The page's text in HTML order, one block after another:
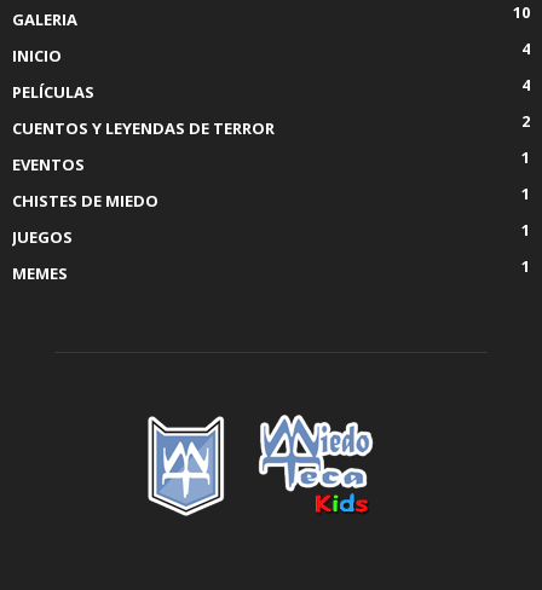
GALERIA
10
INICIO
4
PELÍCULAS
4
CUENTOS Y LEYENDAS DE TERROR
2
EVENTOS
1
CHISTES DE MIEDO
1
JUEGOS
1
MEMES
1